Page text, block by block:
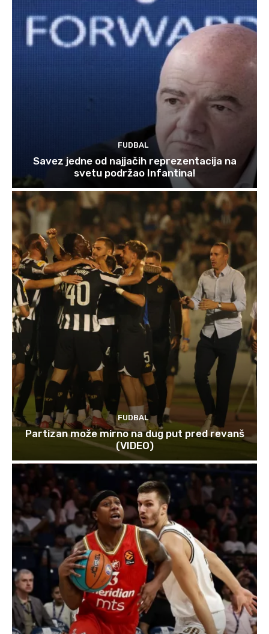
FUDBAL
Savez jedne od najjačih reprezentacija na
svetu podržao Infantina!
FUDBAL
Partizan može mirno na dug put pred revanš
(VIDEO)